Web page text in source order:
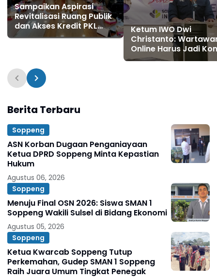
Sampaikan Aspirasi
Revitalisasi Ruang Publik
dan Akses Kredit PKL
UMKM, APKLI Perjuangan
Ketum IWO Dwi
Christanto:
Online Harus Jadi
Sosial Fundamental
Berita Terbaru
Soppeng
ASN Korban Dugaan Penganiayaan
Ketua DPRD Soppeng Minta Kepastian
Hukum
Agustus 06, 2026
Soppeng
Menuju Final OSN 2026: Siswa SMAN 1
Soppeng Wakili Sulsel di Bidang Ekonomi
Agustus 05, 2026
Soppeng
Ketua Kwarcab Soppeng Tutup
Perkemahan, Gudep SMAN 1 Soppeng
Raih Juara Umum Tingkat Penegak